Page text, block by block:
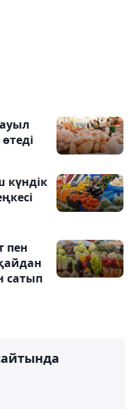
күндік
пен
сатып